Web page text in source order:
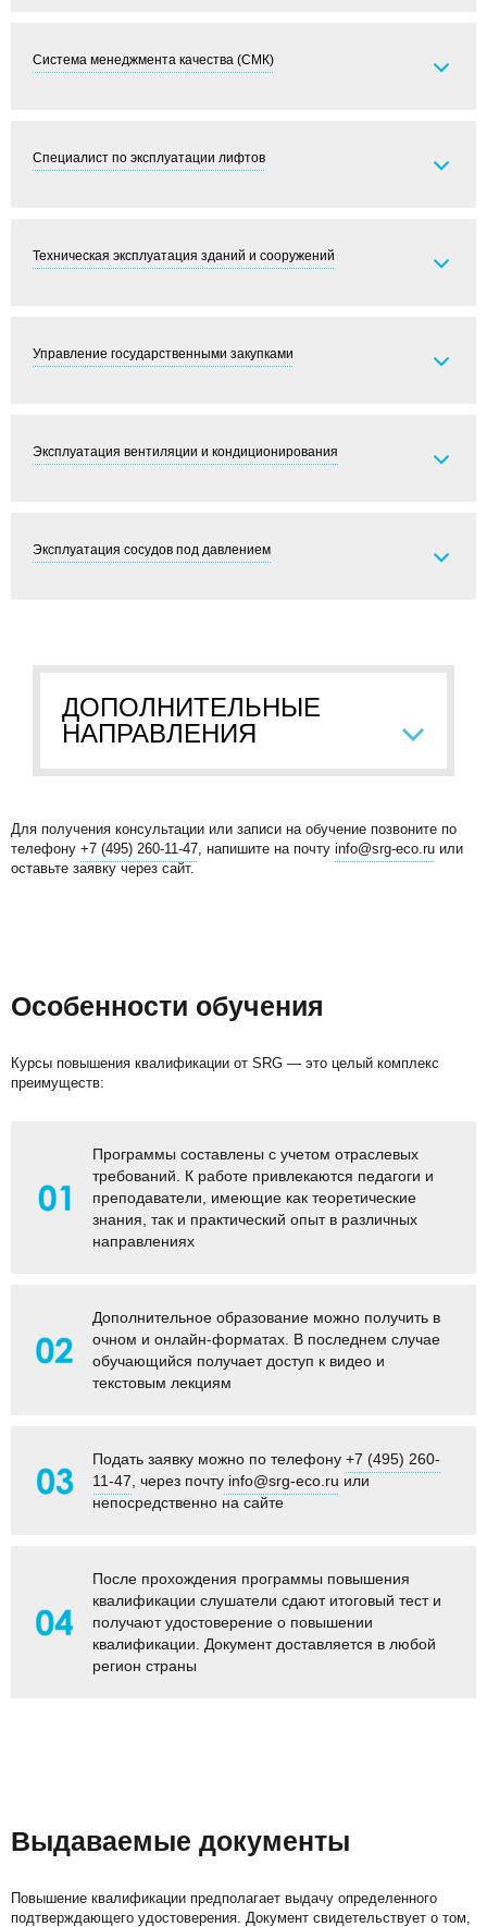
Система менеджмента качества (СМК)
Специалист по эксплуатации лифтов
Техническая эксплуатация зданий и сооружений
Управление государственными закупками
Эксплуатация вентиляции и кондиционирования
Эксплуатация сосудов под давлением
ДОПОЛНИТЕЛЬНЫЕ
НАПРАВЛЕНИЯ
Для получения консультации или записи на обучение позвоните по
телефону +7 (495) 260-11-47 , напишите на почту info@srg-eco.ru или
оставьте заявку через сайт.
Особенности обучения
Курсы повышения квалификации от SRG — это целый комплекс
преимуществ:
Программы составлены с учетом отраслевых
требований. К работе привлекаются педагоги и
преподаватели, имеющие как теоретические
знания, так и практический опыт в различных
направлениях
Дополнительное образование можно получить в
очном и онлайн-форматах. В последнем случае
обучающийся получает доступ к видео и
текстовым лекциям
Подать заявку можно по телефону +7 (495) 260-
11-47 , через почту info@srg-eco.ru или
непосредственно на сайте
После прохождения программы повышения
квалификации слушатели сдают итоговый тест и
получают удостоверение о повышении
квалификации. Документ доставляется в любой
регион страны
Выдаваемые документы
Повышение квалификации предполагает выдачу определенного
подтверждающего удостоверения. Документ свидетельствует о том,